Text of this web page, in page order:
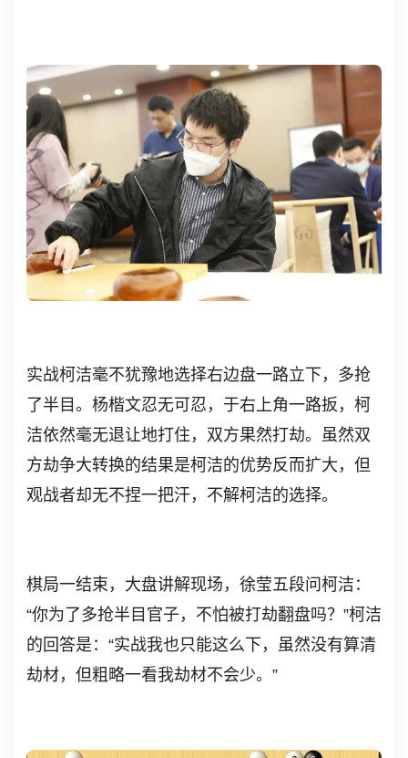
实战柯洁毫不犹豫地选择右边盘一路立下，多抢
了半目。杨楷文忍无可忍，于右上角一路扳，柯
洁依然毫无退让地打住，双方果然打劫。虽然双
方劫争大转换的结果是柯洁的优势反而扩大，但
观战者却无不捏一把汗，不解柯洁的选择。
棋局一结束，大盘讲解现场，徐莹五段问柯洁：
“你为了多抢半目官子，不怕被打劫翻盘吗？”柯洁
的回答是：“实战我也只能这么下，虽然没有算清
劫材，但粗略一看我劫材不会少。”